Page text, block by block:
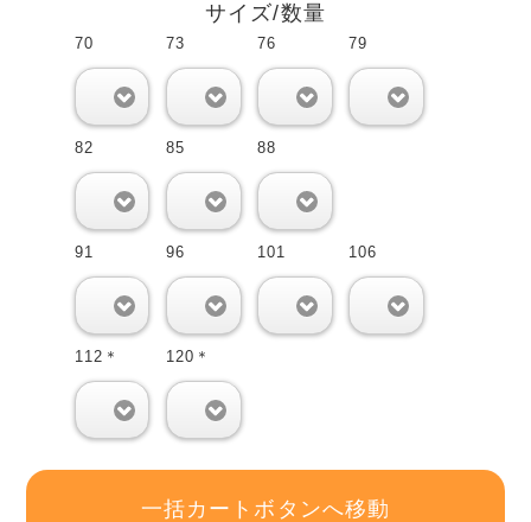
サイズ/数量
70 73 76 79
82 85 88
91 96 101 106
112＊ 120＊
一括カートボタンへ移動